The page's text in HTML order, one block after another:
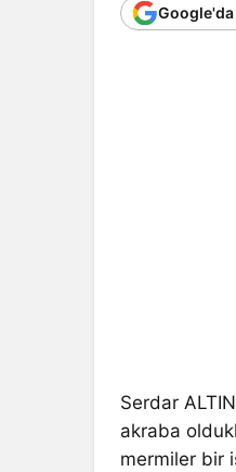
Serdar
akraba
mermiler bir